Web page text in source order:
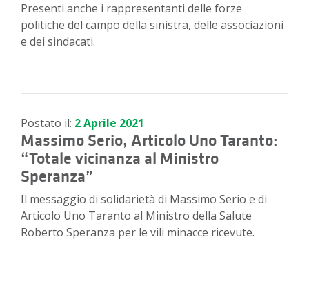
Presenti anche i rappresentanti delle forze
politiche del campo della sinistra, delle associazioni
e dei sindacati.
Postato il: 2 Aprile 2021
Massimo Serio, Articolo Uno Taranto:
“Totale vicinanza al Ministro
Speranza”
Il messaggio di solidarietà di Massimo Serio e di
Articolo Uno Taranto al Ministro della Salute
Roberto Speranza per le vili minacce ricevute.